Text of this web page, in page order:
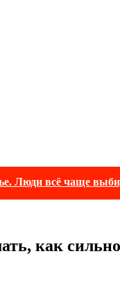
Люди всё чаще
как